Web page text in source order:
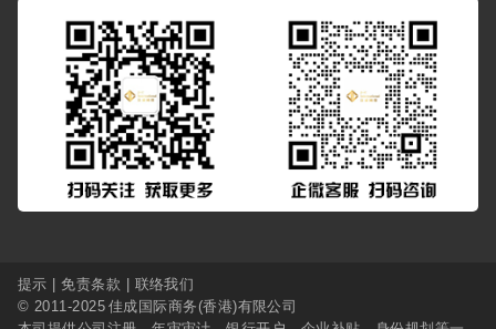
提示 |免责条款
联络我们
© 2011-2025 佳成国际商务(香港)有限公司